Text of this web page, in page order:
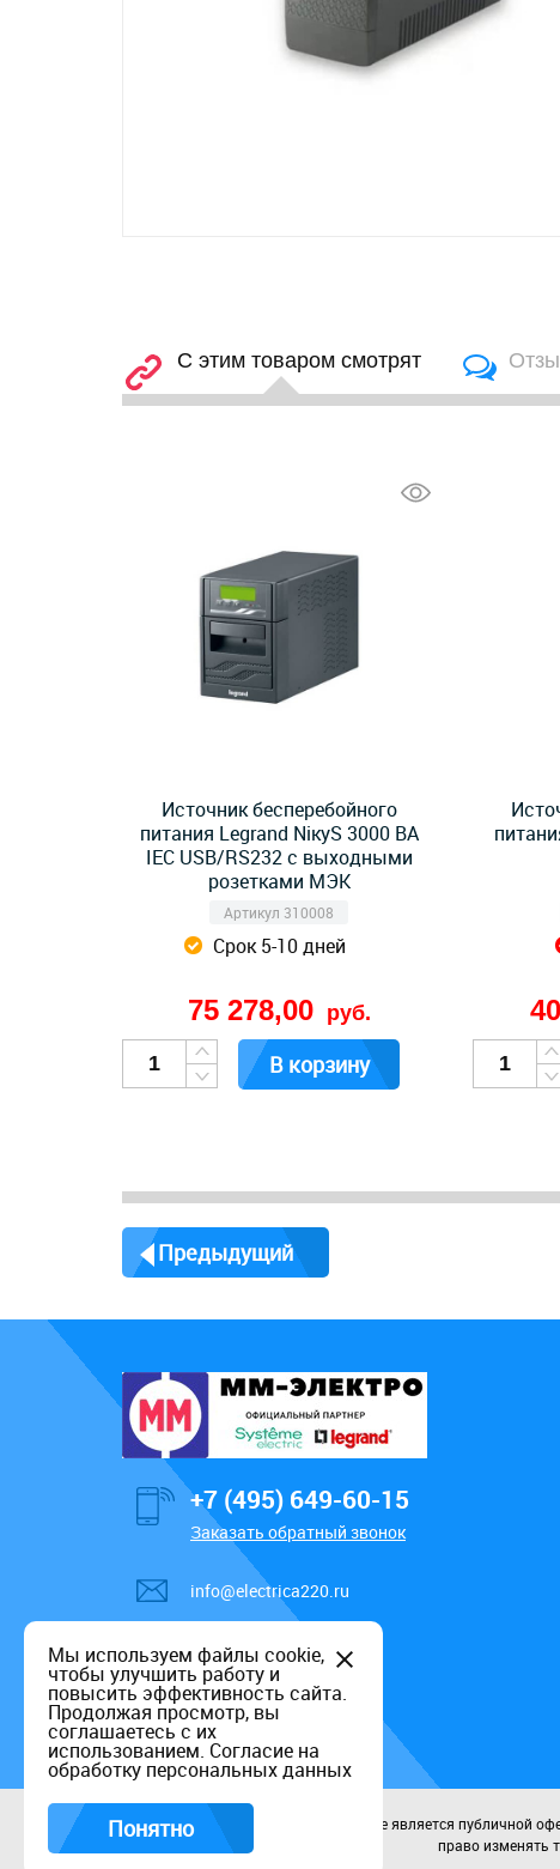
С этим товаром смотрят
Источник бесперебойного
питания Legrand NiкyS 3000 ВА
IEC USB/RS232 с выходными
розетками МЭК
Артикул 310008
Срок 5-10 дней
75 278,00 руб.
В корзину
Предыдущий
+7 (495) 649-60-15
Заказать обратный звонок
info@electrica220.ru
Данный информационный ресурс не является публичной
право изменять
Мы используем файлы cookie,
чтобы улучшить работу и
повысить эффективность сайта.
Продолжая просмотр, вы
соглашаетесь с их
использованием. Согласие на
обработку персональных данных
Понятно